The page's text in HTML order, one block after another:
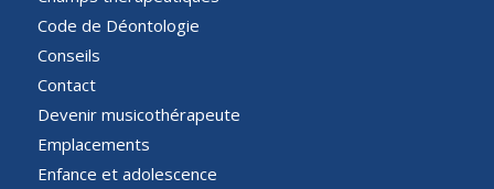
Code de Déontologie
Conseils
Contact
Devenir musicothérapeute
Emplacements
Enfance et adolescence